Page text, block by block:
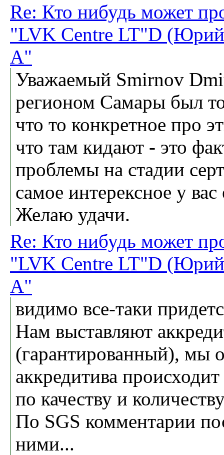
Re: Кто нибудь может
"LVK Centre LT"D
А"
Уважаемый Smirnov
регионом Самары был
что то конкретное про
что там кидают - это
проблемы на стадии
самое интерексное у
Желаю удачи.
Re: Кто нибудь может
"LVK Centre LT"D
А"
видимо все-таки
Нам выставляют
(гарантированный), мы
аккредитива
по качеству и
По SGS комментарии
ними...